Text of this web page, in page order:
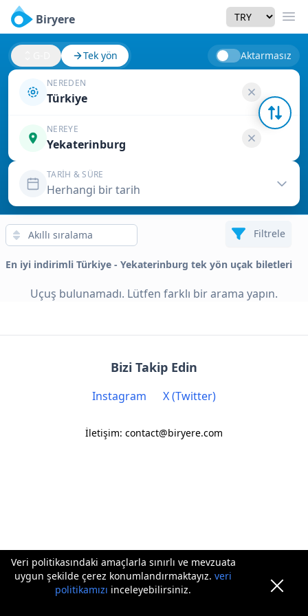
Veri politikasındaki amaçlarla sınırlı ve mevzuata
uygun şekilde çerez konumlandırmaktayız.veri
politikamızı inceleyebilirsiniz.
Biryere Currency
Tek yön Aktarmasız
NEREDEN
Türkiye
NEREYE
Yekaterinburg
TARIH & SÜRE
Herhangi bir tarih
Filtrele
En iyi indirimli Türkiye - Yekaterinburg tek yön uçak biletleri
Uçuş bulunamadı. Lütfen farklı bir arama yapın.
Bizi Takip Edin
Instagram X (Twitter)
İletişim: contact@biryere.com